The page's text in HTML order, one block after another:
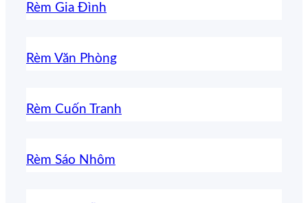
Rèm Gia Đình
Rèm Văn Phòng
Rèm Cuốn Tranh
Rèm Sáo Nhôm